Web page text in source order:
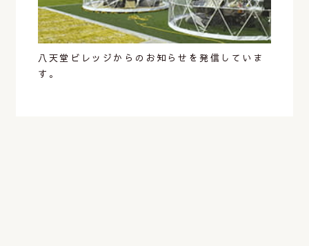
八天堂ビレッジからのお知らせを発信していま
す。